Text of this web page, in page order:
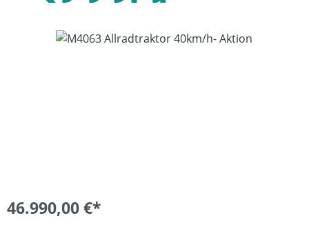
Bildergalerie überspringen
46.990,00 €*